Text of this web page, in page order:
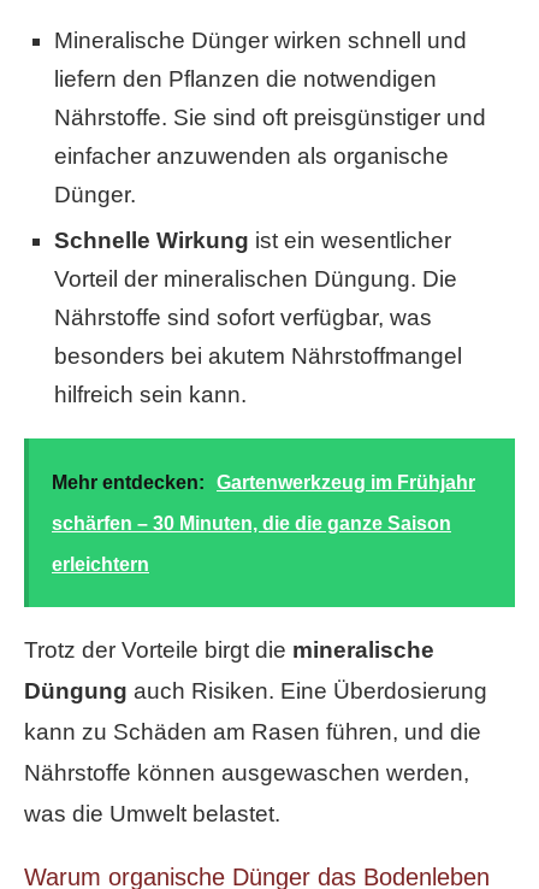
Mineralische Dünger wirken schnell und
liefern den Pflanzen die notwendigen
Nährstoffe. Sie sind oft preisgünstiger und
einfacher anzuwenden als organische
Dünger.
Schnelle Wirkung ist ein wesentlicher
Vorteil der mineralischen Düngung. Die
Nährstoffe sind sofort verfügbar, was
besonders bei akutem Nährstoffmangel
hilfreich sein kann.
Mehr entdecken:
Gartenwerkzeug im Frühjahr
schärfen – 30 Minuten, die die ganze Saison
erleichtern
Trotz der Vorteile birgt die mineralische
Düngung auch Risiken. Eine Überdosierung
kann zu Schäden am Rasen führen, und die
Nährstoffe können ausgewaschen werden,
was die Umwelt belastet.
Warum organische Dünger das Bodenleben